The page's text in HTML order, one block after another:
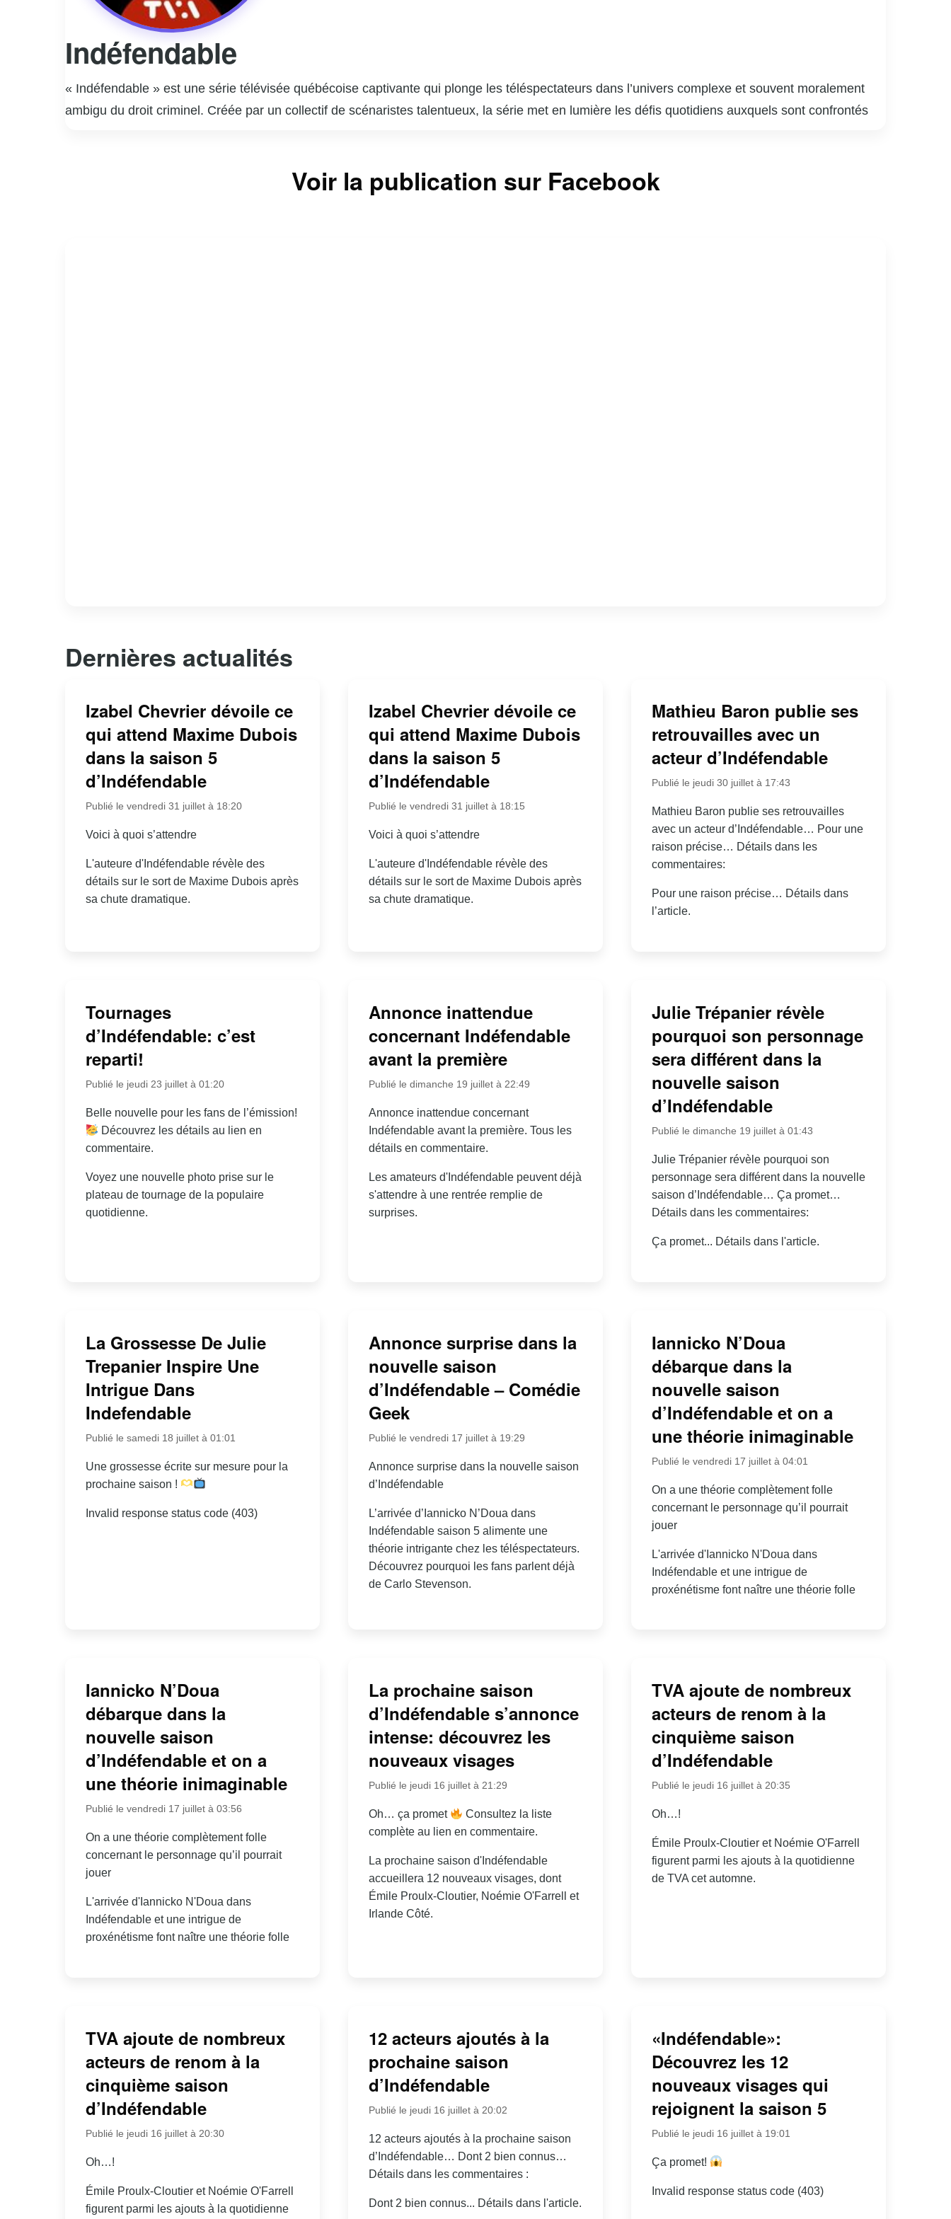
Indéfendable
« Indéfendable » est une série télévisée québécoise captivante qui plonge les téléspectateurs dans l’univers complexe et souvent moralement
ambigu du droit criminel. Créée par un collectif de scénaristes talentueux, la série met en lumière les défis quotidiens auxquels sont confrontés
performances remarquables de ses acteurs principaux, « Indéfendable » réussit à captiver son audience en mêlant drame, suspense et réflexion
sociale. La série invite les spectateurs à questionner leurs propres perceptions de la culpabilité et de l’innocence, tout en offrant un regard
Voir la publication sur Facebook
Dernières actualités
Izabel Chevrier dévoile ce
qui attend Maxime Dubois
dans la saison 5
d’Indéfendable
Publié le vendredi 31 juillet à 18:20
Voici à quoi s’attendre
L'auteure d'Indéfendable révèle des
détails sur le sort de Maxime Dubois après
sa chute dramatique.
Izabel Chevrier dévoile ce
qui attend Maxime Dubois
dans la saison 5
d’Indéfendable
Publié le vendredi 31 juillet à 18:15
Voici à quoi s’attendre
L'auteure d'Indéfendable révèle des
détails sur le sort de Maxime Dubois après
sa chute dramatique.
Mathieu Baron publie ses
retrouvailles avec un
acteur d’Indéfendable
Publié le jeudi 30 juillet à 17:43
Mathieu Baron publie ses retrouvailles
avec un acteur d’Indéfendable… Pour une
raison précise… Détails dans les
commentaires:
Pour une raison précise… Détails dans
l’article.
Tournages
d’Indéfendable: c’est
reparti!
Publié le jeudi 23 juillet à 01:20
Belle nouvelle pour les fans de l’émission!
Découvrez les détails au lien en
commentaire.
Voyez une nouvelle photo prise sur le
plateau de tournage de la populaire
quotidienne.
Annonce inattendue
concernant Indéfendable
avant la première
Publié le dimanche 19 juillet à 22:49
Annonce inattendue concernant
Indéfendable avant la première. Tous les
détails en commentaire.
Les amateurs d'Indéfendable peuvent déjà
s'attendre à une rentrée remplie de
surprises.
Julie Trépanier révèle
pourquoi son personnage
sera différent dans la
nouvelle saison
d’Indéfendable
Publié le dimanche 19 juillet à 01:43
Julie Trépanier révèle pourquoi son
personnage sera différent dans la nouvelle
saison d’Indéfendable… Ça promet…
Détails dans les commentaires:
Ça promet... Détails dans l'article.
La Grossesse De Julie
Trepanier Inspire Une
Intrigue Dans
Indefendable
Publié le samedi 18 juillet à 01:01
Une grossesse écrite sur mesure pour la
prochaine saison !
Invalid response status code (403)
Annonce surprise dans la
nouvelle saison
d’Indéfendable – Comédie
Geek
Publié le vendredi 17 juillet à 19:29
Annonce surprise dans la nouvelle saison
d’Indéfendable
L’arrivée d’Iannicko N’Doua dans
Indéfendable saison 5 alimente une
théorie intrigante chez les téléspectateurs.
Découvrez pourquoi les fans parlent déjà
de Carlo Stevenson.
Iannicko N’Doua
débarque dans la
nouvelle saison
d’Indéfendable et on a
une théorie inimaginable
Publié le vendredi 17 juillet à 04:01
On a une théorie complètement folle
concernant le personnage qu’il pourrait
jouer
L'arrivée d'Iannicko N'Doua dans
Indéfendable et une intrigue de
proxénétisme font naître une théorie folle
Iannicko N’Doua
débarque dans la
nouvelle saison
d’Indéfendable et on a
une théorie inimaginable
Publié le vendredi 17 juillet à 03:56
On a une théorie complètement folle
concernant le personnage qu’il pourrait
jouer
L'arrivée d'Iannicko N'Doua dans
Indéfendable et une intrigue de
proxénétisme font naître une théorie folle
La prochaine saison
d’Indéfendable s’annonce
intense: découvrez les
nouveaux visages
Publié le jeudi 16 juillet à 21:29
Oh… ça promet
Consultez la liste
complète au lien en commentaire.
La prochaine saison d'Indéfendable
accueillera 12 nouveaux visages, dont
Émile Proulx-Cloutier, Noémie O'Farrell et
Irlande Côté.
TVA ajoute de nombreux
acteurs de renom à la
cinquième saison
d’Indéfendable
Publié le jeudi 16 juillet à 20:35
Oh…!
Émile Proulx-Cloutier et Noémie O'Farrell
figurent parmi les ajouts à la quotidienne
de TVA cet automne.
TVA ajoute de nombreux
acteurs de renom à la
cinquième saison
d’Indéfendable
Publié le jeudi 16 juillet à 20:30
Oh…!
Émile Proulx-Cloutier et Noémie O'Farrell
figurent parmi les ajouts à la quotidienne
12 acteurs ajoutés à la
prochaine saison
d’Indéfendable
Publié le jeudi 16 juillet à 20:02
12 acteurs ajoutés à la prochaine saison
d’Indéfendable… Dont 2 bien connus…
Détails dans les commentaires :
Dont 2 bien connus... Détails dans l'article.
«Indéfendable»:
Découvrez les 12
nouveaux visages qui
rejoignent la saison 5
Publié le jeudi 16 juillet à 19:01
Ça promet!
Invalid response status code (403)